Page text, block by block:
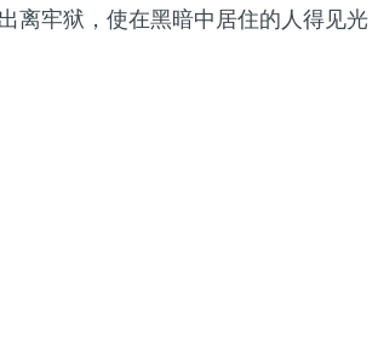
离牢狱，使在黑暗中居住的人得见光